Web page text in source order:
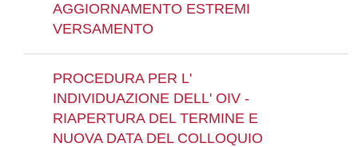
AGGIORNAMENTO ESTREMI
VERSAMENTO
PROCEDURA PER L'
INDIVIDUAZIONE DELL' OIV -
RIAPERTURA DEL TERMINE E
NUOVA DATA DEL COLLOQUIO